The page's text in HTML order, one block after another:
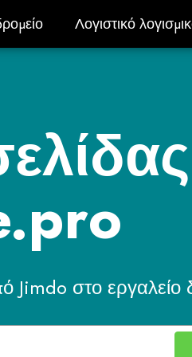
Λογιστικό
Λογιστικό
Jimdo στο εργαλείο